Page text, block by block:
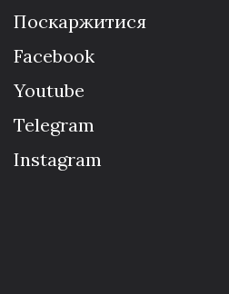
Поскаржитися
Facebook
Youtube
Telegram
Instagram